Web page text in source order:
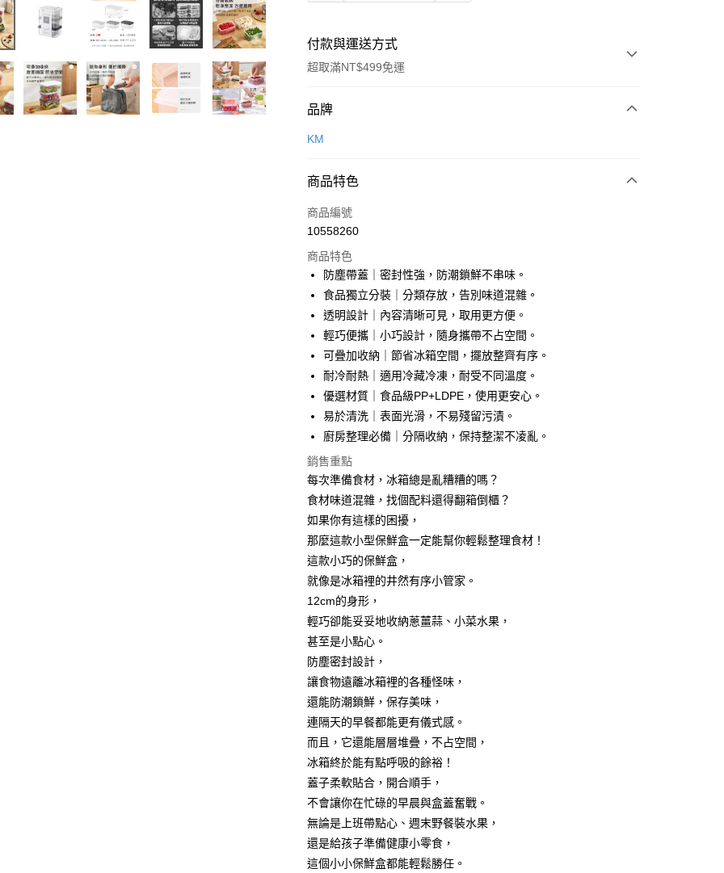
付款與運送方式
超取滿NT$499免運
付款方式
信用卡一次付款
Apple Pay
街口支付
悠遊付
AFTEE先享後付
相關說明
【關於「AFTEE先享後付」】
便利好安心！
１．簡單：不需註冊會員、不需綁卡、不需儲值。
２．便利：只要手機號碼，簡訊認證，即可結帳。
３．安心：先確認商品／服務後，再付款。
【「AFTEE先享後付」結帳流程】
１．於結帳方式選擇「AFTEE先享後付」後，將跳轉至「AFTEE先享後
付」結帳頁面，進行簡訊認證並確認金額後，即可完成結帳。
２．訂單成立數日內，您將收到繳費通知簡訊。
３．收到繳費通知簡訊後14天內，點擊此簡訊中的連結，可透過四大超商
／ATM／網路銀行／等多元方式進行付款，方視為交易完成。
※ 請注意：結帳手續完成當下不需立刻繳費，但若您需要取消訂單，請聯
絡購買商品的店家。未經商家同意取消之訂單仍視為有效，需透過AFTEE
※ 交易是否成功請以「AFTEE先享後付 」之結帳頁面顯示為準，若有關於
是否繳費成功／繳費後需取消欲退款等相關疑問，請聯繫「AFTEE先享後
付客戶支援中心」https://netprotections.freshdesk.com/support/home
【注意事項】
１．透過由恩沛科技股份有限公司提供之「AFTEE先享後付」服務完成之
求債權轉讓予恩沛科技股份有限公司。
２．關於個人資料處理事宜，請瀏覽以下網址：
https://aftee.tw/terms/#terms3
３．未成年的使用者請事先徵得法定代理人或監護人之同意方可使用
「AFTEE先享後付」，若未經同意申辦者引起之損失，本公司不負相關責
任。
即時審查核予不同之上限額度；若仍有額度不足之情形，本公司將視審查
結果請求用戶進行身份認證。
５．嚴禁一人註冊多個帳號或使用他人資訊註冊。若發現惡意使用之情
形，恩沛科技股份有限公司將有權停止該用戶之使用額度並採取法律行
動。
ATM付款
運送方式
每筆NT$60，滿NT$499(含以上)免運費
7-11取貨付款
每筆NT$60，滿NT$499(含以上)免運費
7-11取貨(快速到店)
宅配
每筆NT$100，滿NT$799(含以上)免運費
離島宅配
每筆NT$150
品牌
KM
商品特色
商品編號
10558260
商品特色
防塵帶蓋｜密封性強，防潮鎖鮮不串味。
食品獨立分裝｜分類存放，告別味道混雜。
透明設計｜內容清晰可見，取用更方便。
輕巧便攜｜小巧設計，隨身攜帶不占空間。
可疊加收納｜節省冰箱空間，擺放整齊有序。
耐冷耐熱｜適用冷藏冷凍，耐受不同溫度。
優選材質｜食品級PP+LDPE，使用更安心。
易於清洗｜表面光滑，不易殘留污漬。
廚房整理必備｜分隔收納，保持整潔不凌亂。
銷售重點
每次準備食材，冰箱總是亂糟糟的嗎？
食材味道混雜，找個配料還得翻箱倒櫃？
如果你有這樣的困擾，
那麼這款小型保鮮盒一定能幫你輕鬆整理食材！
這款小巧的保鮮盒，
就像是冰箱裡的井然有序小管家。
12cm的身形，
輕巧卻能妥妥地收納蔥薑蒜、小菜水果，
甚至是小點心。
防塵密封設計，
讓食物遠離冰箱裡的各種怪味，
還能防潮鎖鮮，保存美味，
連隔天的早餐都能更有儀式感。
而且，它還能層層堆疊，不占空間，
冰箱終於能有點呼吸的餘裕！
蓋子柔軟貼合，開合順手，
不會讓你在忙碌的早晨與盒蓋奮戰。
無論是上班帶點心、週末野餐裝水果，
還是給孩子準備健康小零食，
這個小小保鮮盒都能輕鬆勝任。